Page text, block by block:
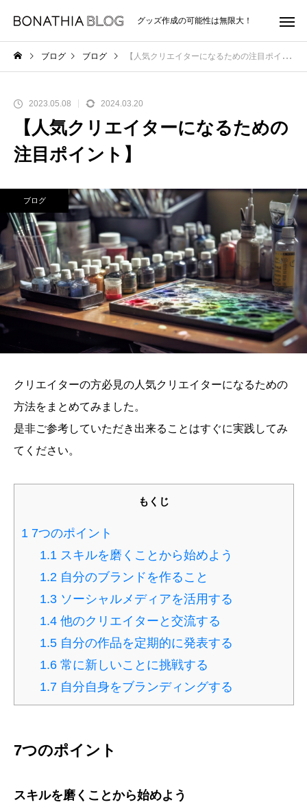
グッズ作成の可能性は無限大！
ブログ ブログ 【人気クリエイターになるための注目ポイント】
2023.05.08 2024.03.20
【人気クリエイターになるための
注目ポイント】
ブログ
クリエイターの方必見の人気クリエイターになるための
方法をまとめてみました。
是非ご参考していただき出来ることはすぐに実践してみ
てください。
もくじ
1 7つのポイント
1.1 スキルを磨くことから始めよう
1.2 自分のブランドを作ること
1.3 ソーシャルメディアを活用する
1.4 他のクリエイターと交流する
1.5 自分の作品を定期的に発表する
1.6 常に新しいことに挑戦する
1.7 自分自身をブランディングする
7つのポイント
スキルを磨くことから始めよう